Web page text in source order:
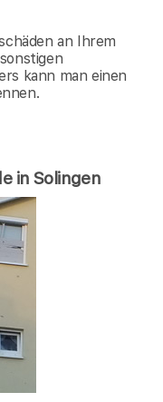
an Ihrem
kann man einen
in Solingen